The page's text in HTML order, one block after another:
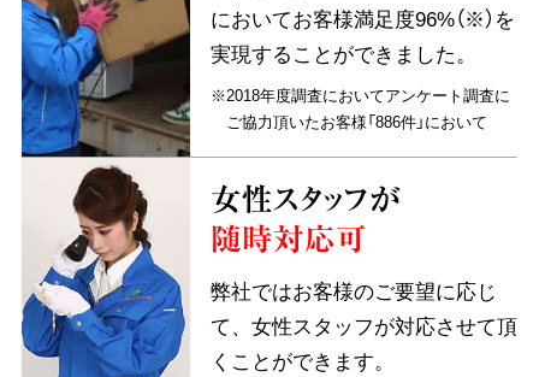
においてお客様満足度96%（※）を
実現することができました。
※2018年度調査においてアンケート調査に
ご協力頂いたお客様「886件」において
女性スタッフが
随時対応可
弊社ではお客様のご要望に応じ
て、女性スタッフが対応させて頂
くことができます。